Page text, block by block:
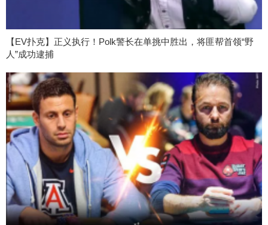
【EV扑克】正义执行！Polk警长在单挑中胜出，将匪帮首领“野
人”成功逮捕